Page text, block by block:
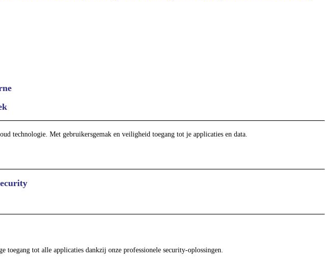
technologie. Met gebruikersgemak en veiligheid toegang tot je applicaties en data.
toegang tot alle applicaties dankzij onze professionele security-oplossingen.